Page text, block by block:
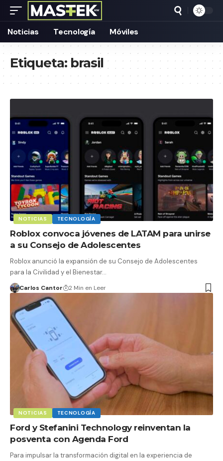
Noticias Tecnología Móviles
Etiqueta:brasil
NOTICIAS TECNOLOGÍA
Roblox convoca jóvenes de LATAM para unirse
a su Consejo de Adolescentes
Roblox anunció la expansión de su Consejo de Adolescentes
para la Civilidad y el Bienestar…
Carlos Cantor 2 Min en Leer
NOTICIAS TECNOLOGÍA
Ford y Stefanini Technology reinventan la
posventa con Agenda Ford
Para impulsar la transformación digital en la experiencia de